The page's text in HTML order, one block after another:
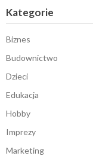
Kategorie
Biznes
Budownictwo
Dzieci
Edukacja
Hobby
Imprezy
Marketing